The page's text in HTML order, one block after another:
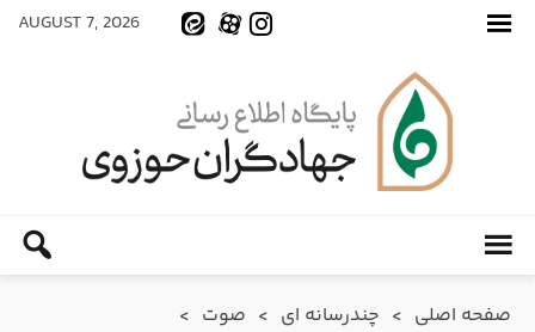
AUGUST 7, 2026
صفحه اصلی > چندرسانه ای > صوت >